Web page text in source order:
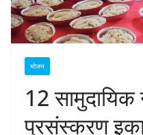
भोजन
12 सामुदायिक
प्रसंस्करण